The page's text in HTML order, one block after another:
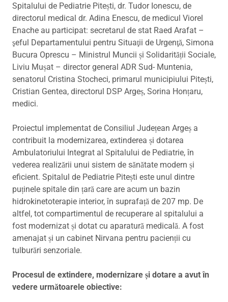
Spitalului de Pediatrie Pitești, dr. Tudor Ionescu, de
directorul medical dr. Adina Enescu, de medicul Viorel
Enache au participat: secretarul de stat Raed Arafat –
şeful Departamentului pentru Situaţii de Urgenţă, Simona
Bucura Oprescu – Ministrul Muncii și Solidarității Sociale,
Liviu Mușat – director general ADR Sud- Muntenia,
senatorul Cristina Stocheci, primarul municipiului Pitești,
Cristian Gentea, directorul DSP Argeș, Sorina Honțaru,
medici.
Proiectul implementat de Consiliul Județean Argeș a
contribuit la modernizarea, extinderea și dotarea
Ambulatoriului Integrat al Spitalului de Pediatrie, în
vederea realizării unui sistem de sănătate modern și
eficient. Spitalul de Pediatrie Pitești este unul dintre
puținele spitale din țară care are acum un bazin
hidrokinetoterapie interior, în suprafață de 207 mp. De
altfel, tot compartimentul de recuperare al spitalului a
fost modernizat și dotat cu aparatură medicală. A fost
amenajat și un cabinet Nirvana pentru pacienții cu
tulburări senzoriale.
Procesul de extindere, modernizare și dotare a avut în
vedere următoarele obiective: